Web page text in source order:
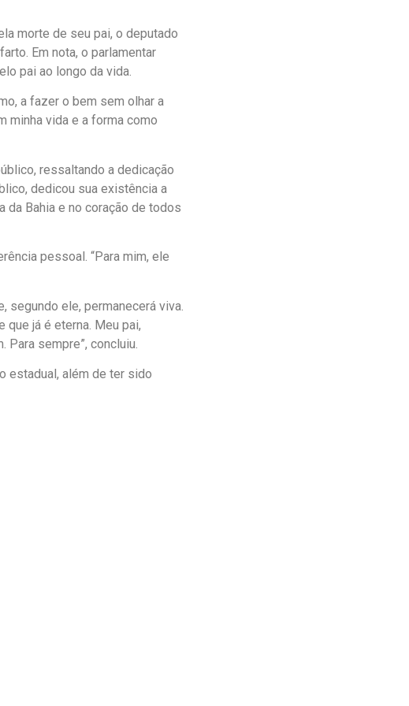
morte de seu pai, o deputado
Em nota, o parlamentar
pai ao longo da vida.
a fazer o bem sem olhar a
minha vida e a forma como
ressaltando a dedicação
dedicou sua existência a
da Bahia e no coração de todos
pessoal. “Para mim, ele
segundo ele, permanecerá viva.
que já é eterna. Meu pai,
sempre”, concluiu.
estadual, além de ter sido